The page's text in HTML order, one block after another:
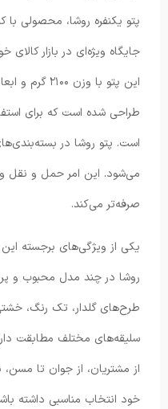
پتو یکنفره روشا، محصولی
جایگاه ویژه‌ای در بازار
طراحی شده است که برای
می‌شود. این امر حمل و نقل و
صرفه‌تر می‌کند.
یکی از ویژگی‌های برجسته
روشا در چند مدل محبوب و
طرح‌های گلدار، تک رنگ،
سلیقه‌های مختلف مطابقت
از مشتریان، از جوان تا مسن،
خود انتخاب مناسبی داشته